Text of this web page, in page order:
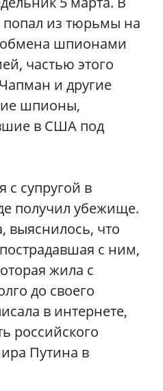
попал из тюрьмы на
обмена шпионами
частью этого
и другие
шпионы,
в США под
с супругой в
получил убежище.
выяснилось, что
с ним,
жила с
до своего
в интернете,
российского
Путина в